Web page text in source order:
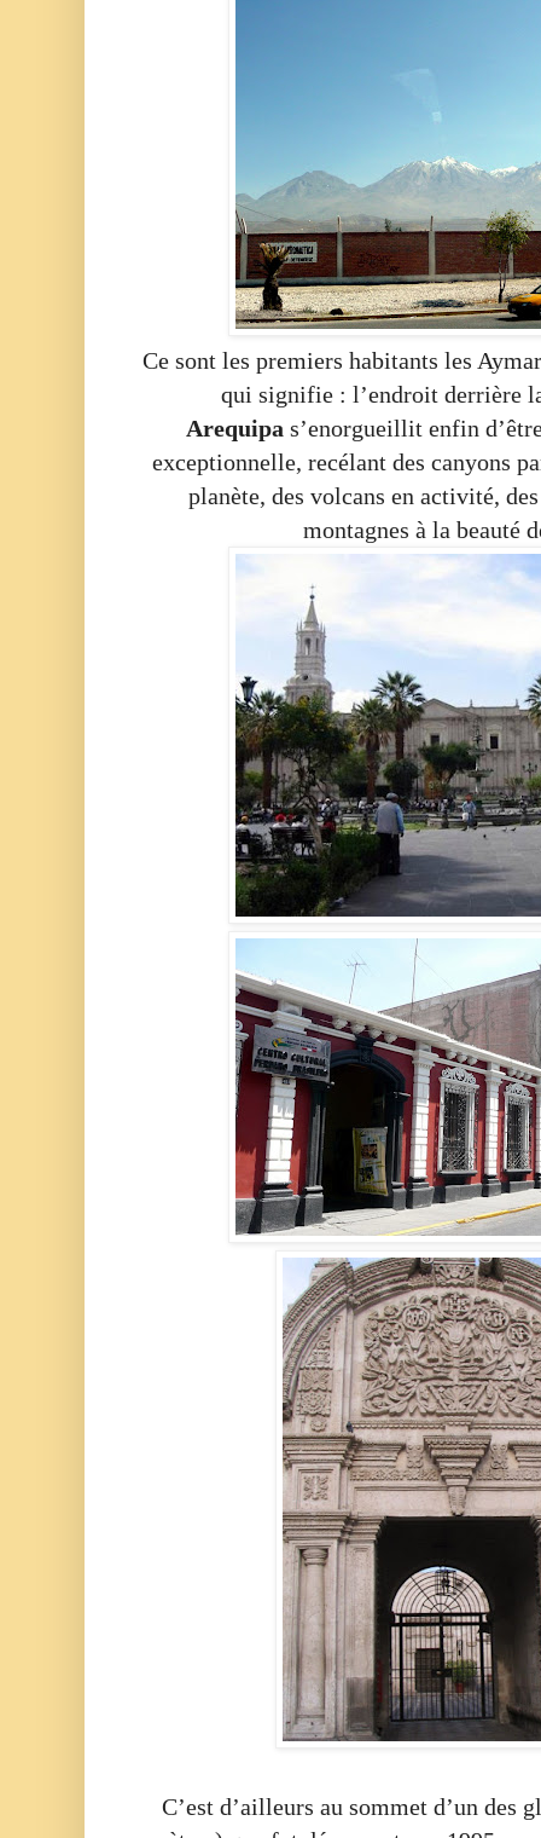
Ce sont les premiers habitants les
qui signifie : l’endroit derrière
Arequipa s’enorgueillit enfin
exceptionnelle, recélant des canyons
planète, des volcans en activité,
montagnes à la beauté
C’est d’ailleurs au sommet d’un des